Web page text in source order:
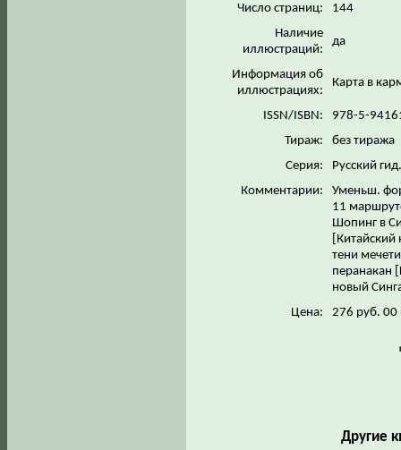
Число страниц:
144
Наличие
иллюстраций:
да
Информация об
иллюстрациях:
Карта в
ISSN/ISBN:
978-5-
Тираж:
без тиража
Серия:
Русский
Комментарии:
Уменьш.
11
Шопинг в
тени
перанакан
новый
Цена:
276 руб. 00
Другие